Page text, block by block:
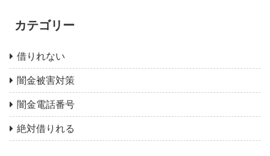
カテゴリー
借りれない
闇金被害対策
闇金電話番号
絶対借りれる